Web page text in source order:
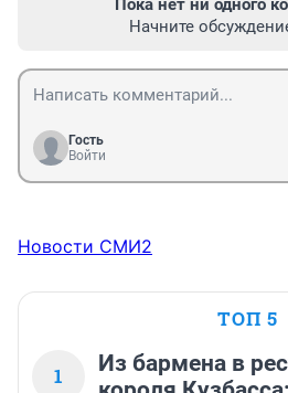
Пока нет ни одного
Начните
Гость
Войти
Новости СМИ2
ТОП 5
1
Из бармена в